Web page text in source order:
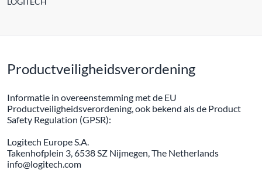
Productveiligheidsverordening
Informatie in overeenstemming met de EU
Productveiligheidsverordening, ook bekend als de Product
Safety Regulation (GPSR):
Logitech Europe S.A.
Takenhofplein 3, 6538 SZ Nijmegen, The Netherlands
info@logitech.com